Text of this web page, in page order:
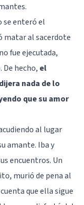
se enteró el
matar al sacerdote
fue ejecutada,
hecho, el
nada de lo
que su amor
al lugar
amante. Iba y
encuentros. Un
murió de pena al
que ella sigue